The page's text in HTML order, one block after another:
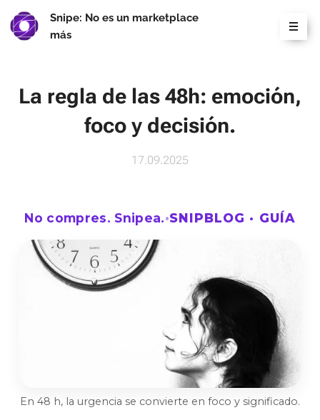
Snipe: No es un marketplace
más
La regla de las 48h: emoción,
foco y decisión.
17.09.2025
No compres. Snipea.•SNIPBLOG · GUÍA
La regla de las 48h:
En 48 h, la urgencia se convierte en foco y significado.